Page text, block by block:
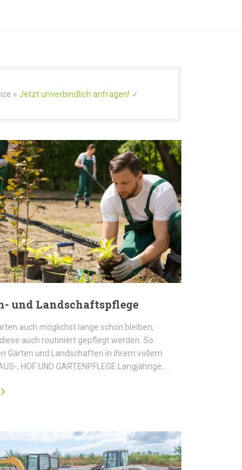
» Jetzt unverbindlich anfragen! ✓
und Landschaftspflege
auch möglichst lange schön bleiben,
auch routiniert gepflegt werden. So
Gärten und Landschaften in ihrem vollem
, HOF UND GARTENPFLEGE Langjährige…